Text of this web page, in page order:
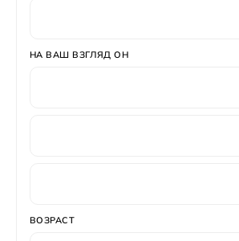
НА ВАШ ВЗГЛЯД ОН
ВОЗРАСТ